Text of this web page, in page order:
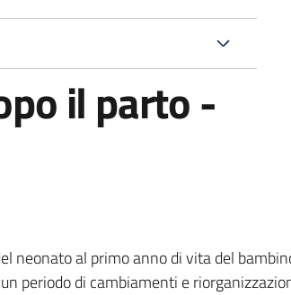
il parto -
neonato al primo anno di vita del
periodo di cambiamenti e